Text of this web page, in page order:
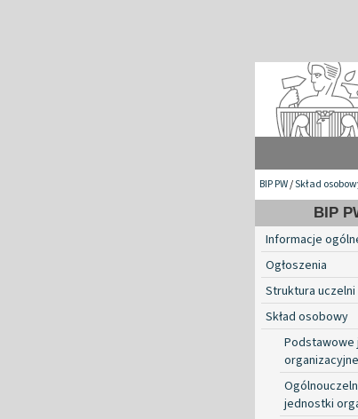
BIP PW/Skład
BIP
Informacje
Ogłoszenia
Struktura uczelni
Skład osobowy
Podstawowe
organizacyjne
jednostki